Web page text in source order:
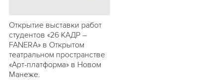
Открытие выставки работ
студентов «26 КАДР –
FANERA» в Открытом
театральном пространстве
«Арт-платформа» в Новом
Манеже.